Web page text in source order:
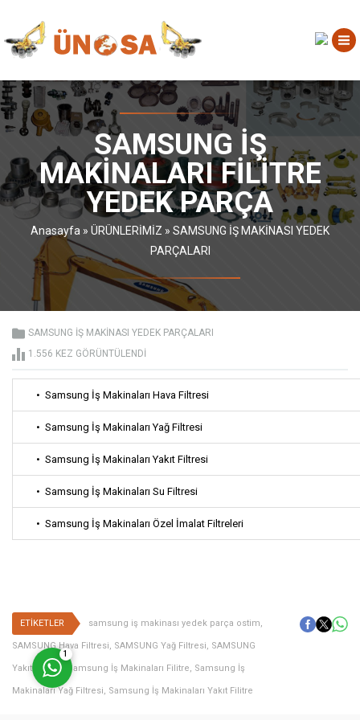
SAMSUNG İŞ
MAKINALARI FILITRE
YEDEK PARÇA
Anasayfa » ÜRÜNLERİMİZ » SAMSUNG İŞ MAKİNASI YEDEK
PARÇALARI
SAMSUNG İŞ MAKİNASI YEDEK PARÇALARI
1.556 KEZ GÖRÜNTÜLENDI
• Samsung İş Makinaları Hava Filtresi
• Samsung İş Makinaları Yağ Filtresi
• Samsung İş Makinaları Yakıt Filtresi
• Samsung İş Makinaları Su Filtresi
• Samsung İş Makinaları Özel İmalat Filtreleri
ETİKETLER samsung iş makinası yedek parça ostim,
SAMSUNG Hava Filtresi, SAMSUNG Yağ Filtresi, SAMSUNG
Yakıt Filtresi Samsung İş Makinaları Filitre, Samsung İş
Makinaları Yağ Filtresi, Samsung İş Makinaları Yakıt Filitre
Müşteri Temsilcisi
1